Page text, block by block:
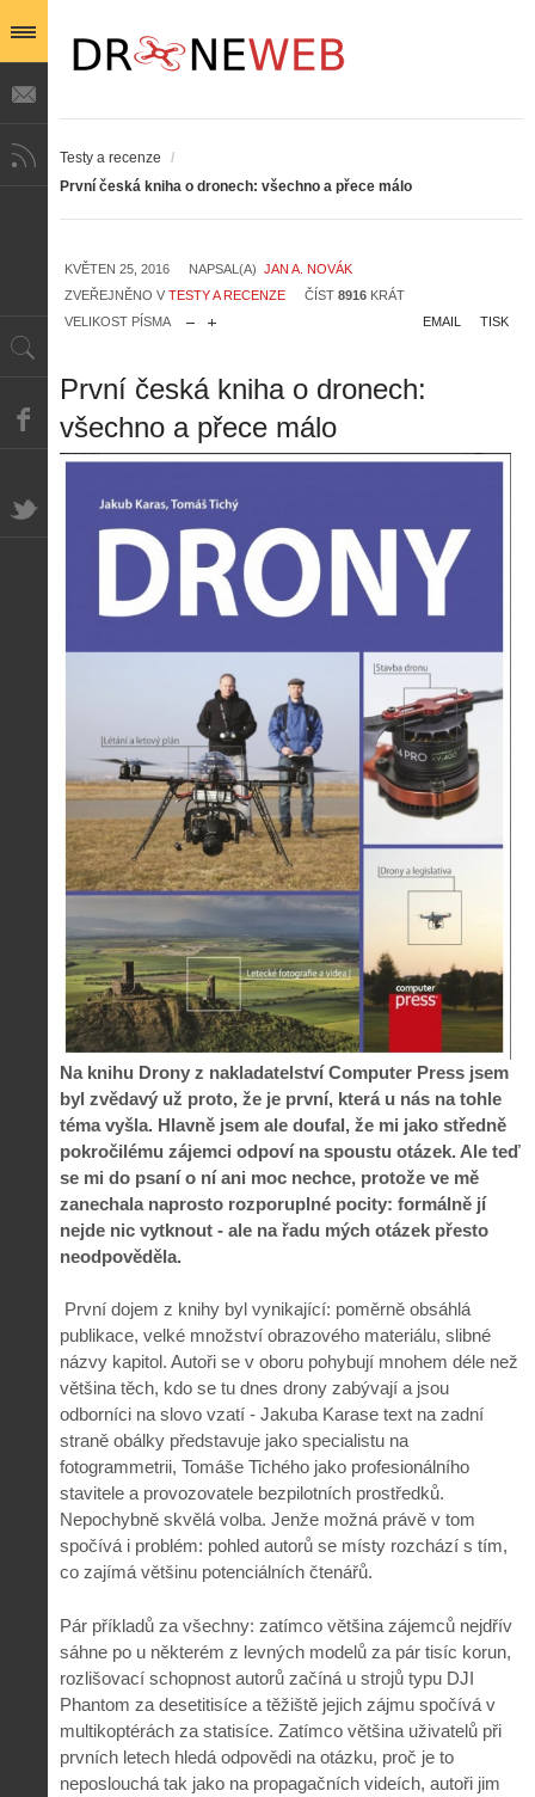
Testy a recenze
/
První česká kniha o dronech: všechno a přece málo
KVĚTEN 25, 2016 NAPSAL(A) JAN A. NOVÁK
ZVEŘEJNĚNO V TESTY A RECENZE ČÍST 8916 KRÁT
VELIKOST PÍSMA
TISK
EMAIL
První česká kniha o dronech:
všechno a přece málo
Na knihu Drony z nakladatelství Computer Press jsem
byl zvědavý už proto, že je první, která u nás na tohle
téma vyšla. Hlavně jsem ale doufal, že mi jako středně
pokročilému zájemci odpoví na spoustu otázek. Ale teď
se mi do psaní o ní ani moc nechce, protože ve mě
zanechala naprosto rozporuplné pocity: formálně jí
nejde nic vytknout - ale na řadu mých otázek přesto
neodpověděla.
První dojem z knihy byl vynikající: poměrně obsáhlá
publikace, velké množství obrazového materiálu, slibné
názvy kapitol. Autoři se v oboru pohybují mnohem déle než
většina těch, kdo se tu dnes drony zabývají a jsou
odborníci na slovo vzatí - Jakuba Karase text na zadní
straně obálky představuje jako specialistu na
fotogrammetrii, Tomáše Tichého jako profesionálního
stavitele a provozovatele bezpilotních prostředků.
Nepochybně skvělá volba. Jenže možná právě v tom
spočívá i problém: pohled autorů se místy rozchází s tím,
co zajímá většinu potenciálních čtenářů.
Pár příkladů za všechny: zatímco většina zájemců nejdřív
sáhne po u některém z levných modelů za pár tisíc korun,
rozlišovací schopnost autorů začíná u strojů typu DJI
Phantom za desetitisíce a těžiště jejich zájmu spočívá v
multikoptérách za statisíce. Zatímco většina uživatelů při
prvních letech hledá odpovědi na otázku, proč je to
neposlouchá tak jako na propagačních videích, autoři jim